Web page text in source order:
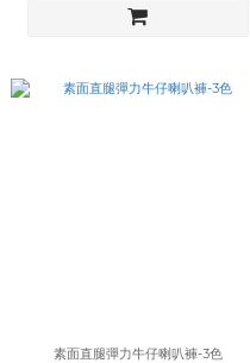
素面直腿彈力牛仔喇叭褲-3色